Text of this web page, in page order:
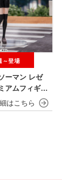
ーマン レゼ
アムフィギュ
～登場